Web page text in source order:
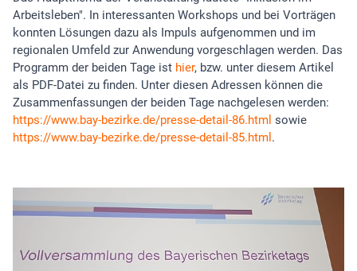
Arbeitsleben". In interessanten Workshops und bei Vorträgen
konnten Lösungen dazu als Impuls aufgenommen und im
regionalen Umfeld zur Anwendung vorgeschlagen werden. Das
Programm der beiden Tage ist hier, bzw. unter diesem Artikel
als PDF-Datei zu finden. Unter diesen Adressen können die
Zusammenfassungen der beiden Tage nachgelesen werden:
https://www.bay-bezirke.de/presse-detail-86.html sowie
https://www.bay-bezirke.de/presse-detail-85.html .